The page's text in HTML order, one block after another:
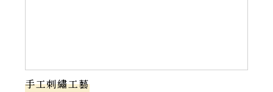
手工刺繡工藝